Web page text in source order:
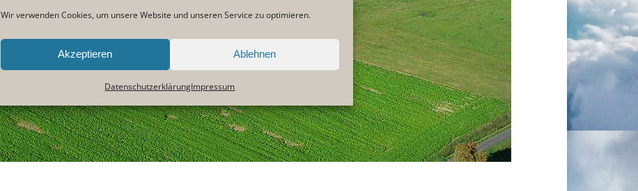
Wir verwenden Cookies, um unsere Website und unseren Service zu optimieren.
Akzeptieren Ablehnen
DatenschutzerklärungImpressum